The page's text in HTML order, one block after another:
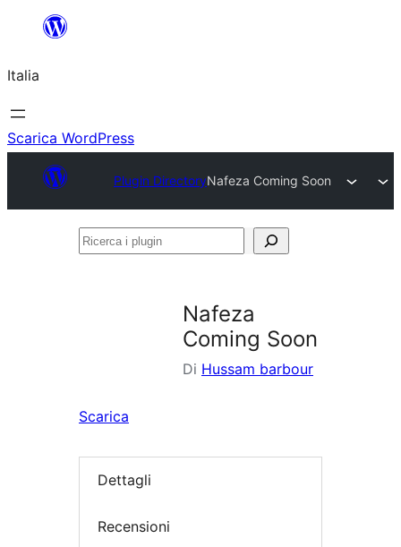
contenuto
Italia
Scarica WordPress
Plugin DirectoryNafeza Coming Soon
Ricerca
Nafeza
Coming Soon
Di Hussam barbour
Scarica
Dettagli
Recensioni